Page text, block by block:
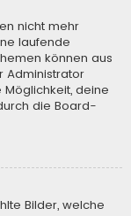
nicht mehr
laufende
können aus
Administrator
deine
die Board-
Bilder, welche